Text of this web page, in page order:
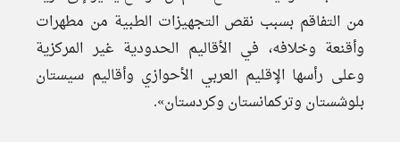
من التفاقم بسبب نقص التجهيزات الطبية من مطهرات
وأقنعة وخلافه، في الأقاليم الحدودية غير المركزية
وعلى رأسها الإقليم العربي الأحوازي وأقاليم سيستان
بلوشستان وتركمانستان وكردستان».